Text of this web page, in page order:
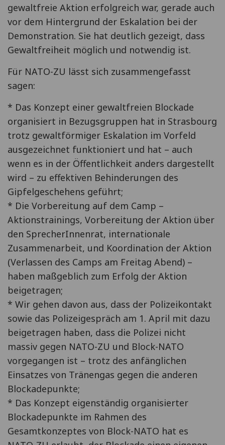
gewaltfreie Aktion erfolgreich war, gerade auch
vor dem Hintergrund der Eskalation bei der
Demonstration. Sie hat deutlich gezeigt, dass
Gewaltfreiheit möglich und notwendig ist.
Für NATO-ZU lässt sich zusammengefasst
sagen:
* Das Konzept einer gewaltfreien Blockade
organisiert in Bezugsgruppen hat in Strasbourg
trotz gewaltförmiger Eskalation im Vorfeld
ausgezeichnet funktioniert und hat – auch
wenn es in der Öffentlichkeit anders dargestellt
wird – zu effektiven Behinderungen des
Gipfelgeschehens geführt;
* Die Vorbereitung auf dem Camp –
Aktionstrainings, Vorbereitung der Aktion über
den SprecherInnenrat, internationale
Zusammenarbeit, und Koordination der Aktion
(Verlassen des Camps am Freitag Abend) –
haben maßgeblich zum Erfolg der Aktion
beigetragen;
* Wir gehen davon aus, dass der Polizeikontakt
sowie das Polizeigespräch am 1. April mit dazu
beigetragen haben, dass die Polizei nicht
massiv gegen NATO-ZU und Block-NATO
vorgegangen ist – trotz des anfänglichen
Einsatzes von Tränengas gegen die anderen
Blockadepunkte;
* Das Konzept eigenständig organisierter
Blockadepunkte im Rahmen des
Gesamtkonzeptes von Block-NATO hat es